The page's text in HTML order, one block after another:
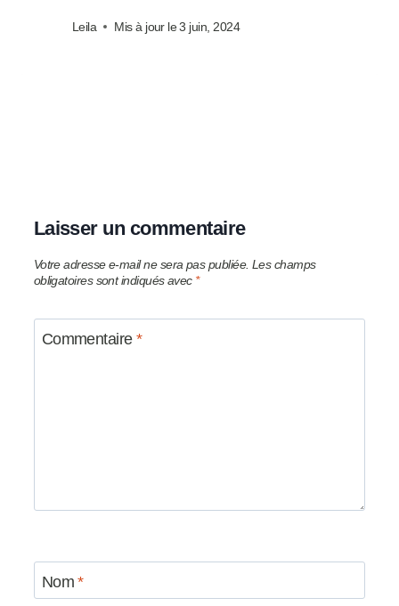
Leila Mis à jour le3 juin, 2024
Laisser un commentaire
Votre adresse e-mail ne sera pas publiée. Les champs
obligatoires sont indiqués avec *
Commentaire*
Nom*